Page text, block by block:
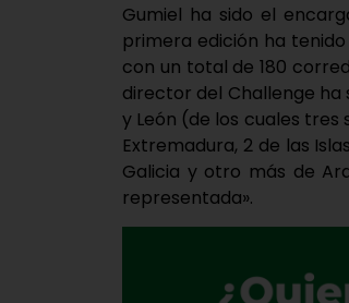
Gumiel ha sido el
primera edición ha
con un total de 180
director del Challenge ha
y León (de los cuales tres
Extremadura, 2 de las
Galicia y otro más de
representada».